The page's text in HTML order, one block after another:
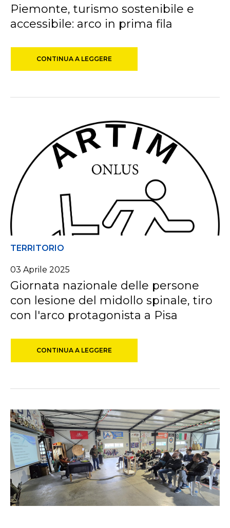
Piemonte, turismo sostenibile e
accessibile: arco in prima fila
CONTINUA A LEGGERE
TERRITORIO
03 Aprile 2025
Giornata nazionale delle persone
con lesione del midollo spinale, tiro
con l'arco protagonista a Pisa
CONTINUA A LEGGERE